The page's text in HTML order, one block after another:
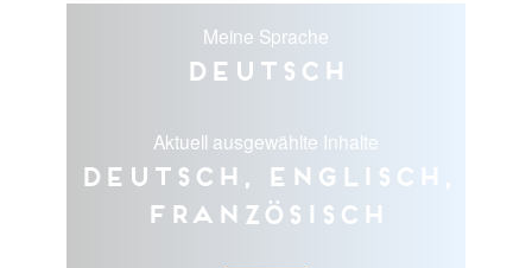
Meine Sprache
Deutsch
Aktuell ausgewählte Inhalte
Deutsch, Englisch,
Französisch